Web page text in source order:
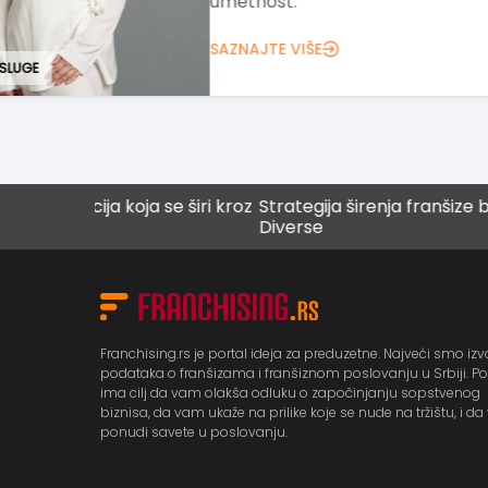
EDUKATIVNE USLUGE
prema učenju.
SAZNAJTE VIŠE
koja se širi kroz Strategija širenja franšize brenda
Franchising.rs je portal ideja za preduzetne. Najveći smo
podataka o franšizama i franšiznom poslovanju u Srbiji.
ima cilj da vam olakša odluku o započinjanju sopstvenog
biznisa, da vam ukaže na prilike koje se nude na tržištu, i
ponudi savete u poslovanju.